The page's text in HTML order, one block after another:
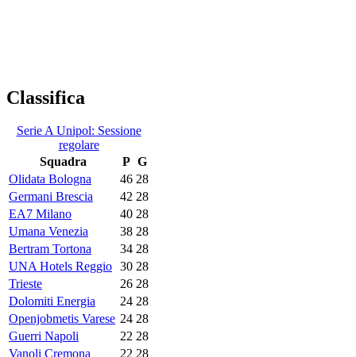
Classifica
Serie A Unipol: Sessione
regolare
Squadra
P G
Olidata Bologna
46 28
Germani Brescia
42 28
EA7 Milano
40 28
Umana Venezia
38 28
Bertram Tortona
34 28
UNA Hotels Reggio 30 28
Trieste
26 28
Dolomiti Energia
24 28
Openjobmetis Varese 24 28
Guerri Napoli
22 28
Vanoli Cremona
22 28